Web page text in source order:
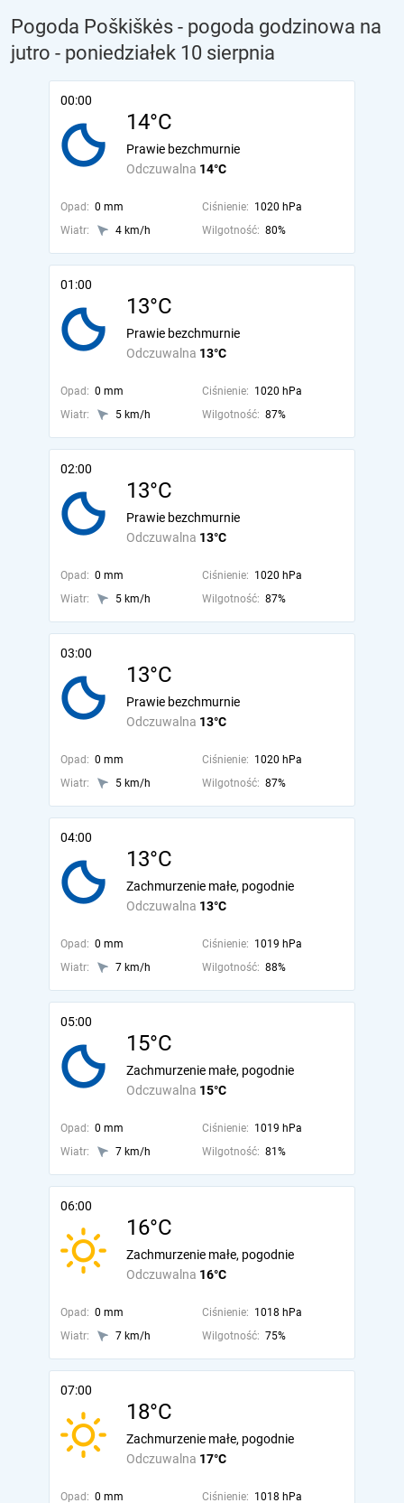
Pogoda Poškiškės - pogoda godzinowa na
jutro - poniedziałek 10 sierpnia
00:00
14°C
Odczuwalna 14°C
Prawie bezchmurnie
Opad: 0 mm Ciśnienie: 1020 hPa
Wiatr:
4 km/h Wilgotność: 80%
01:00
13°C
Odczuwalna 13°C
Prawie bezchmurnie
Opad: 0 mm Ciśnienie: 1020 hPa
Wiatr:
5 km/h Wilgotność: 87%
02:00
13°C
Odczuwalna 13°C
Prawie bezchmurnie
Opad: 0 mm Ciśnienie: 1020 hPa
Wiatr:
5 km/h Wilgotność: 87%
03:00
13°C
Odczuwalna 13°C
Prawie bezchmurnie
Opad: 0 mm Ciśnienie: 1020 hPa
Wiatr:
5 km/h Wilgotność: 87%
04:00
13°C
Odczuwalna 13°C
Zachmurzenie małe, pogodnie
Opad: 0 mm Ciśnienie: 1019 hPa
Wiatr:
7 km/h Wilgotność: 88%
05:00
15°C
Odczuwalna 15°C
Zachmurzenie małe, pogodnie
Opad: 0 mm Ciśnienie: 1019 hPa
Wiatr:
7 km/h Wilgotność: 81%
06:00
16°C
Odczuwalna 16°C
Zachmurzenie małe, pogodnie
Opad: 0 mm Ciśnienie: 1018 hPa
Wiatr:
7 km/h Wilgotność: 75%
07:00
18°C
Odczuwalna 17°C
Zachmurzenie małe, pogodnie
Opad: 0 mm Ciśnienie: 1018 hPa